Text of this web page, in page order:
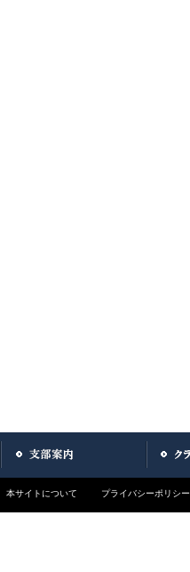
本サイトについて プライバシーポリシー